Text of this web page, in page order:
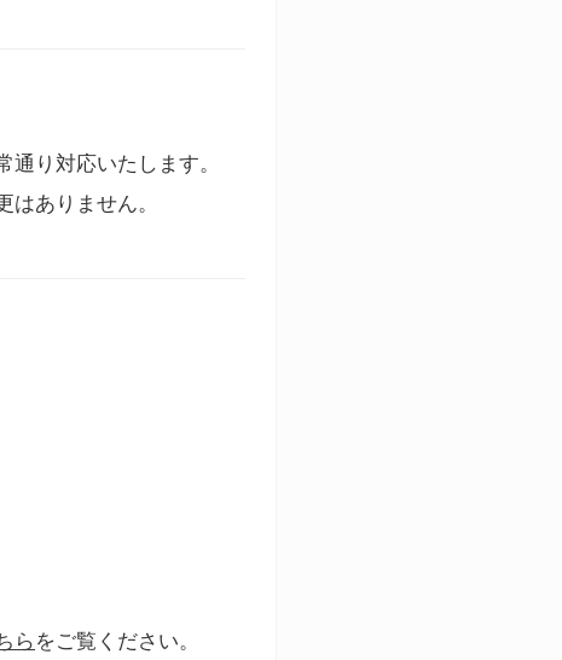
り対応いたします。
ありません。
らをご覧ください。